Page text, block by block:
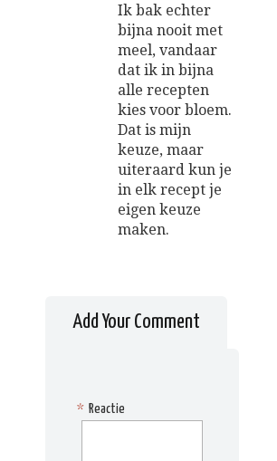
Ik bak echter
bijna nooit met
meel, vandaar
dat ik in bijna
alle recepten
kies voor bloem.
Dat is mijn
keuze, maar
uiteraard kun je
in elk recept je
eigen keuze
maken.
Add Your Comment
Reactie
*